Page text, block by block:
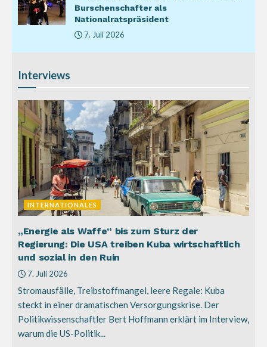
Burschenschafter als
Nationalratspräsident
7. Juli 2026
Interviews
INTERNATIONALES
„Energie als Waffe“ bis zum Sturz der
Regierung: Die USA treiben Kuba wirtschaftlich
und sozial in den Ruin
7. Juli 2026
Stromausfälle, Treibstoffmangel, leere Regale: Kuba
steckt in einer dramatischen Versorgungskrise. Der
Politikwissenschaftler Bert Hoffmann erklärt im Interview,
warum die US-Politik...